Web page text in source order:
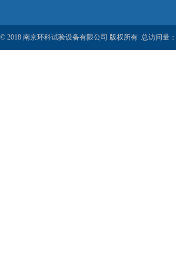
© 2018 南京环科试验设备有限公司 版权所有 总访问量：